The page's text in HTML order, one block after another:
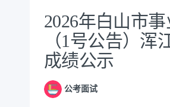
公告正文
2026年白山市
（1号公告）
成绩公示
公考面试